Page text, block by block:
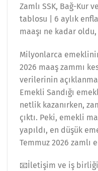
Zamlı SSK, Bağ-Kur
tablosu | 6 aylık
maaşı ne kadar
Milyonlarca
2026 maaş zammı
verilerinin
Emekli Sandığı
netlik kazanırken,
çıktı. Peki, emekli
yapıldı, en düşük
Temmuz 2026 zamlı
📧İletişim ve iş